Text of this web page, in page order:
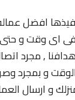
افضل
فى اى وقت و
, مجرد
و بمجرد
و ارسال